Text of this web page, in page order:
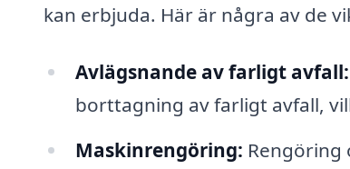
kan erbjuda. Här är några av de
Avlägsnande av farligt avfall:
borttagning av farligt avfall,
Maskinrengöring: Rengöring